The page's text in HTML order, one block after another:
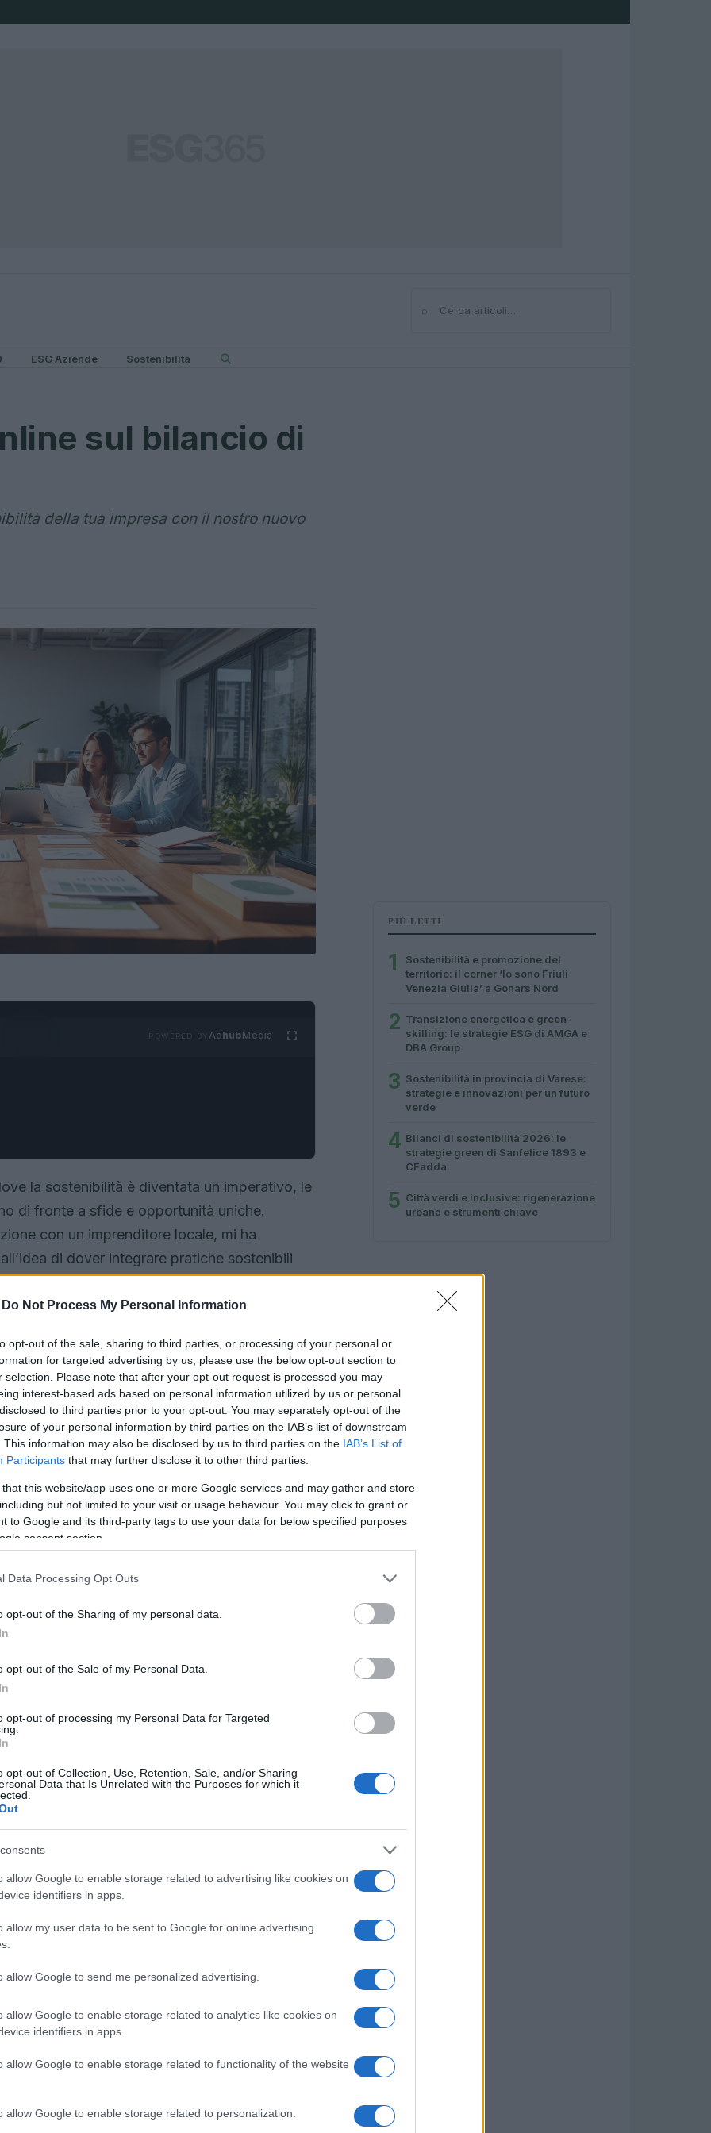
Do Not Process My Personal Information
opt-out of the sale, sharing to third parties, or processing of your personal or
for targeted advertising by us, please use the below opt-out section to
selection. Please note that after your opt-out request is processed you may
interest-based ads based on personal information utilized by us or personal
to third parties prior to your opt-out. You may separately opt-out of the
of your personal information by third parties on the IAB’s list of downstream
This information may also be disclosed by us to third parties on the IAB’s List of
Participants that may further disclose it to other third parties.
that this website/app uses one or more Google services and may gather and store
but not limited to your visit or usage behaviour. You may click to grant or
to Google and its third-party tags to use your data for below specified purposes
consent section.
Data Processing Opt Outs
opt-out of the Sharing of my personal data.
opt-out of the Sale of my Personal Data.
opt-out of processing my Personal Data for Targeted
opt-out of Collection, Use, Retention, Sale, and/or Sharing
Data that Is Unrelated with the Purposes for which it
allow Google to enable storage related to advertising like cookies on
identifiers in apps.
allow my user data to be sent to Google for online advertising
allow Google to send me personalized advertising.
allow Google to enable storage related to analytics like cookies on
identifiers in apps.
allow Google to enable storage related to functionality of the website
allow Google to enable storage related to personalization.
⌕Cerca
ESG Aziende Sostenibilità
sul bilancio di
della tua impresa con il nostro nuovo
AdhubMedia
la sostenibilità è diventata un imperativo, le
di fronte a sfide e opportunità uniche.
con un imprenditore locale, mi ha
di dover integrare pratiche sostenibili
sostenibilità non è solo una moda, è una
sul bilancio di sostenibilità si presenta
desideri navigare in questo panorama
di sostenibilità
da presentare; è un vero e proprio
delle attività aziendali sul piano
un attimo! Non stiamo parlando di un
di una vera e propria opportunità per le PMI
può non solo migliorare la propria
e bandi specifici. L’Unione Europea, ad
per le aziende che dimostrano un impegno
momento giusto per agire!
sottovalutare l’importanza di un business
sostenibilità è al centro del dibattito
sostenibili può sembrare un compito
Con il giusto supporto e le informazioni
non solo soddisfi le normative, ma che
come quando decidi di ristrutturare casa:
ti ritrovi con uno spazio migliore e
PIÙ LETTI
1
Sostenibilità e promozione del
territorio: il corner ‘Io sono Friuli
Venezia Giulia’ a Gonars Nord
2 Transizione energetica e green-
skilling: le strategie ESG di AMGA e
DBA Group
3 Sostenibilità in provincia di Varese:
strategie e innovazioni per un futuro
verde
4 Bilanci di sostenibilità 2026: le
strategie green di Sanfelice 1893 e
CFadda
5 Città verdi e inclusive: rigenerazione
urbana e strumenti chiave